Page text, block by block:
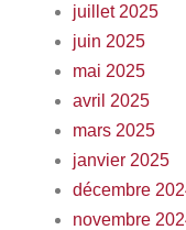
juillet 2025
juin 2025
mai 2025
avril 2025
mars 2025
janvier 2025
décembre
novembre